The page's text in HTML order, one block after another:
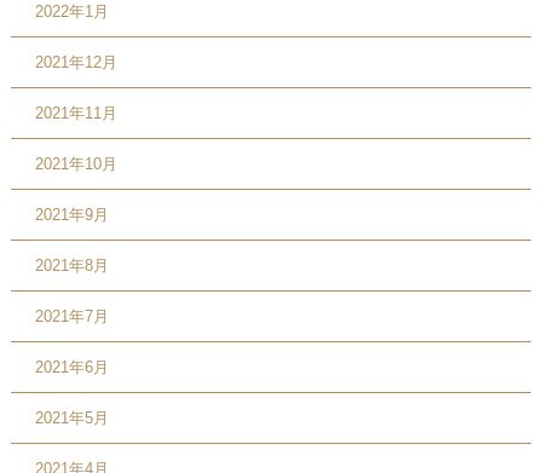
2022年1月
2021年12月
2021年11月
2021年10月
2021年9月
2021年8月
2021年7月
2021年6月
2021年5月
2021年4月